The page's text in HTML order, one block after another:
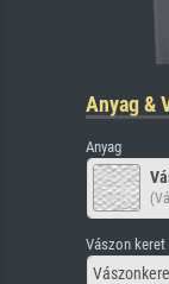
Anyag &
Anyag
Vászon keret